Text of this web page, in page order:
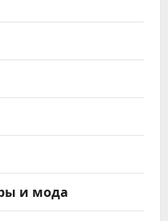
и мода